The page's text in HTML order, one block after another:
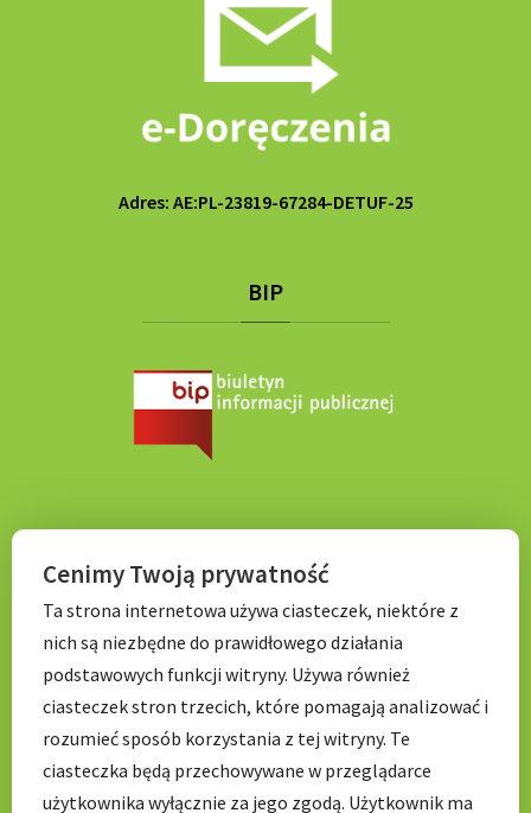
Adres: AE:PL-23819-67284-DETUF-25
BIP
Tel. 71 798 67 99
E-mail:sekretariat.p056@wroclawskaedukacja.pl
Godziny otwarcia:
7:00 – 17: 00
Cenimy Twoją prywatność
Ta strona internetowa używa ciasteczek, niektóre z
nich są niezbędne do prawidłowego działania
podstawowych funkcji witryny. Używa również
ciasteczek stron trzecich, które pomagają analizować i
rozumieć sposób korzystania z tej witryny. Te
ciasteczka będą przechowywane w przeglądarce
użytkownika wyłącznie za jego zgodą. Użytkownik ma